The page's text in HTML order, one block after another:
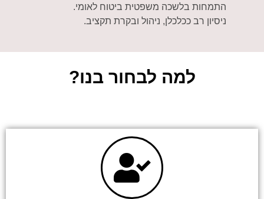
התמחות בלשכה משפטית ביטוח לאומי.
ניסיון רב ככלכלן, ניהול ובקרת תקציב.
למה לבחור בנו?